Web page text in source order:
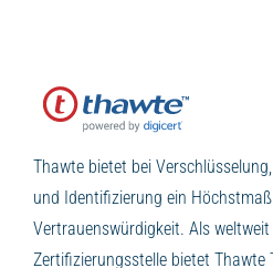
Thawte bietet bei
und Identifizierung ein
Vertrauenswürdigkeit. Als
Zertifizierungsstelle bietet Thawte